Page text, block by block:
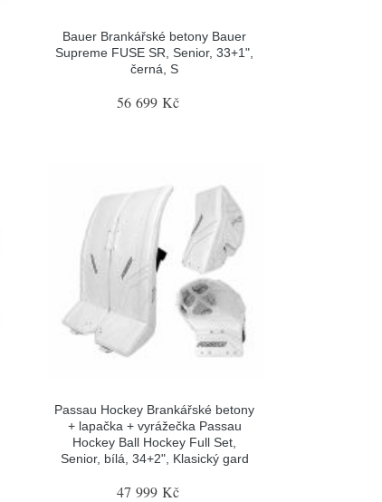
Bauer Brankářské betony Bauer
Supreme FUSE SR, Senior, 33+1",
černá, S
56 699 Kč
Passau Hockey Brankářské betony
+ lapačka + vyrážečka Passau
Hockey Ball Hockey Full Set,
Senior, bílá, 34+2", Klasický gard
47 999 Kč